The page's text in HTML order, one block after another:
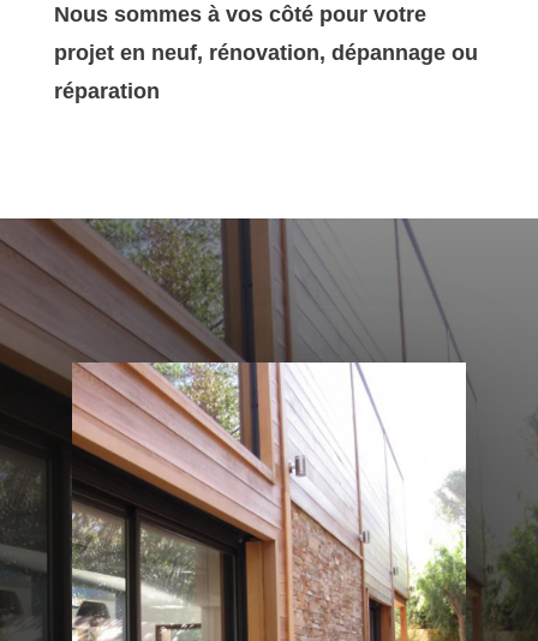
Nous sommes à vos côté pour votre
projet en neuf, rénovation, dépannage ou
réparation